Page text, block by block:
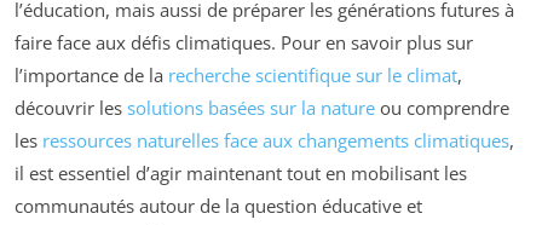
l’éducation, mais aussi de préparer les générations futures à
faire face aux défis climatiques. Pour en savoir plus sur
l’importance de la recherche scientifique sur le climat,
découvrir les solutions basées sur la nature ou comprendre
les ressources naturelles face aux changements climatiques,
il est essentiel d’agir maintenant tout en mobilisant les
communautés autour de la question éducative et